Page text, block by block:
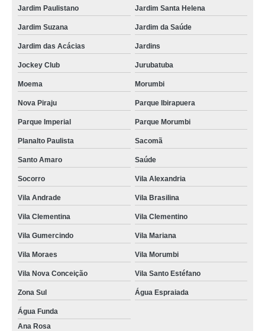
Jardim Paulistano Jardim Santa Helena
Jardim Suzana Jardim da Saúde
Jardim das Acácias Jardins
Jockey Club Jurubatuba
Moema Morumbi
Nova Piraju Parque Ibirapuera
Parque Imperial Parque Morumbi
Planalto Paulista Sacomã
Santo Amaro Saúde
Socorro Vila Alexandria
Vila Andrade Vila Brasilina
Vila Clementina Vila Clementino
Vila Gumercindo Vila Mariana
Vila Moraes Vila Morumbi
Vila Nova Conceição Vila Santo Estéfano
Zona Sul Água Espraiada
Água Funda
Ana Rosa